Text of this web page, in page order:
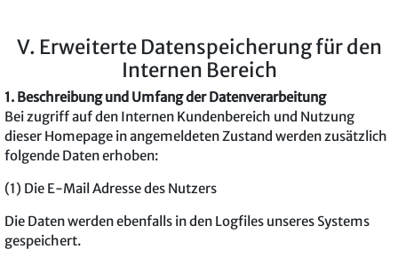
V. Erweiterte Datenspeicherung für den
Internen Bereich
1. Beschreibung und Umfang der Datenverarbeitung
Bei zugriff auf den Internen Kundenbereich und Nutzung
dieser Homepage in angemeldeten Zustand werden zusätzlich
folgende Daten erhoben:
(1) Die E-Mail Adresse des Nutzers
Die Daten werden ebenfalls in den Logfiles unseres Systems
gespeichert.